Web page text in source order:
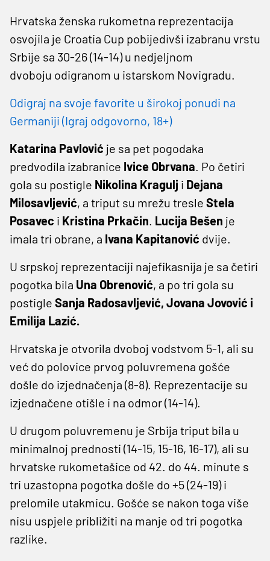
Hrvatska ženska rukometna reprezentacija
osvojila je Croatia Cup pobijedivši izabranu vrstu
Srbije sa 30-26 (14-14) u nedjeljnom
dvoboju odigranom u istarskom Novigradu.
Odigraj na svoje favorite u širokoj ponudi na
Germaniji (Igraj odgovorno, 18+)
Katarina Pavlović je sa pet pogodaka
predvodila izabranice Ivice Obrvana. Po četiri
gola su postigle Nikolina Kragulj i Dejana
Milosavljević, a triput su mrežu tresle Stela
Posavec i Kristina Prkačin. Lucija Bešen je
imala tri obrane, a Ivana Kapitanović dvije.
U srpskoj reprezentaciji najefikasnija je sa četiri
pogotka bila Una Obrenović, a po tri gola su
postigle Sanja Radosavljević, Jovana Jovović i
Emilija Lazić.
Hrvatska je otvorila dvoboj vodstvom 5-1, ali su
već do polovice prvog poluvremena gošće
došle do izjednačenja (8-8). Reprezentacije su
izjednačene otišle i na odmor (14-14).
U drugom poluvremenu je Srbija triput bila u
minimalnoj prednosti (14-15, 15-16, 16-17), ali su
hrvatske rukometašice od 42. do 44. minute s
tri uzastopna pogotka došle do +5 (24-19) i
prelomile utakmicu. Gošće se nakon toga više
nisu uspjele približiti na manje od tri pogotka
razlike.